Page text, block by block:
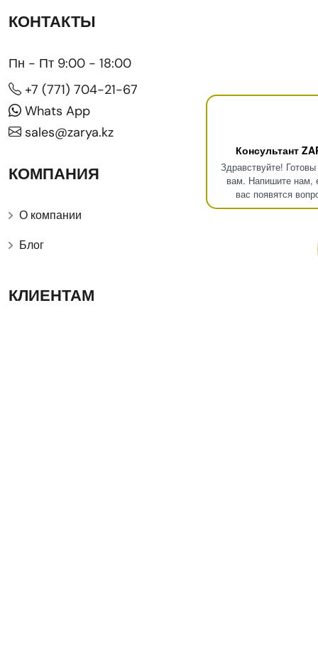
Консультант
Здравствуйте!
вам. Напишите нам,
вас появятся
КОНТАКТЫ
Пн - Пт 9:00 - 18:00
+7 (771) 704-21-67
Whats App
sales@zarya.kz
КОМПАНИЯ
О компании
Блог
КЛИЕНТАМ